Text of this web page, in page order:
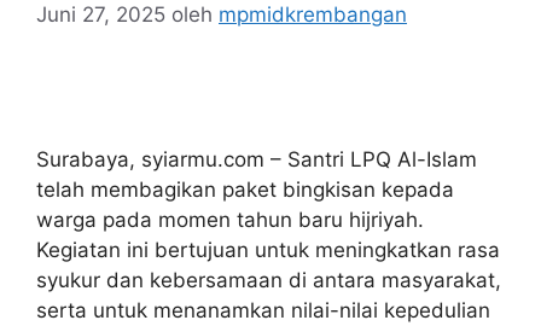
Juni 27, 2025 oleh mpmidkrembangan
Surabaya, syiarmu.com – Santri LPQ Al-Islam
telah membagikan paket bingkisan kepada
warga pada momen tahun baru hijriyah.
Kegiatan ini bertujuan untuk meningkatkan rasa
syukur dan kebersamaan di antara masyarakat,
serta untuk menanamkan nilai-nilai kepedulian